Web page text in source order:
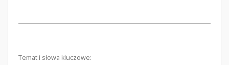
Temat i słowa kluczowe: